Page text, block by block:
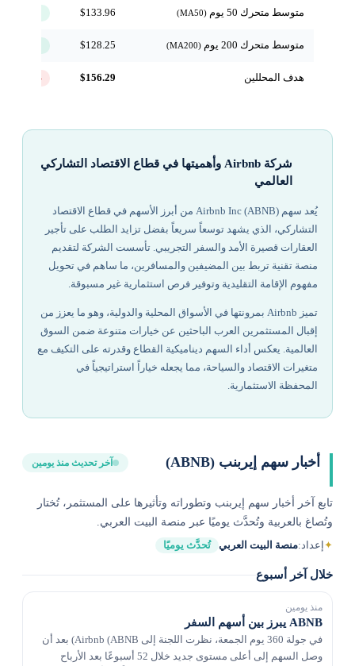
متوسط متحرك 50 يوم $133.96
متوسط متحرك 200 يوم $128.25
هدف المحللين $156.29
شركة Airbnb وأهميتها في قطاع الاقتصاد التشاركي
العالمي
يُعد سهم Airbnb Inc (ABNB) من أبرز الأسهم في قطاع الاقتصاد
التشاركي، الذي يشهد توسعاً سريعاً بفضل تزايد الطلب على تأجير
العقارات قصيرة الأمد والسفر التجريبي. تأسست الشركة لتقديم
منصة تقنية تربط بين المضيفين والمسافرين، ما ساهم في تحويل
مفهوم الإقامة التقليدية وتوفير فرص استثمارية غير مسبوقة.
تميز Airbnb بمرونتها في الأسواق المحلية والدولية، وهو ما يعزز من
إقبال المستثمرين العرب الباحثين عن خيارات متنوعة ضمن السوق
العالمية. يعكس أداء السهم ديناميكية القطاع وقدرته على التكيف مع
متغيرات الاقتصاد والسياحة، مما يجعله خياراً استراتيجياً في
المحفظة الاستثمارية.
أخبار سهم إيربنب (ABNB) آخر تحديث منذ يومين
تابع آخر أخبار سهم إيربنب وتطوراته وتأثيرها على المستثمر، تُختار
وتُصاغ بالعربية وتُحدَّث يوميًا عبر منصة البيت العربي.
✦إعداد:منصة البيت العربي تُحدَّث يوميًا
خلال آخر أسبوع
منذ يومين
ABNB يبرز بين أسهم السفر
في جولة 360 يوم الجمعة، نظرت اللجنة إلى Airbnb (ABNB) بعد أن
وصل السهم إلى أعلى مستوى جديد خلال 52 أسبوعًا بعد الأرباح